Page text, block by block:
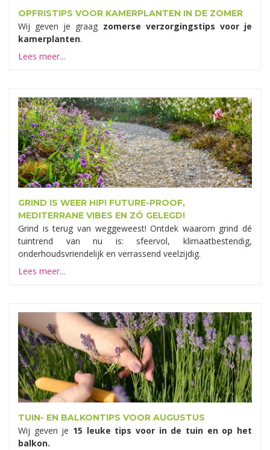
OPFRISTIPS VOOR KAMERPLANTEN IN DE ZOMER
Wij geven je graag zomerse verzorgingstips voor je
kamerplanten.
Lees meer...
GRIND IS WEER HIP! FUTURE-PROOF,
MEDITERRANE VIBES EN ZÓ GELEGD!
Grind is terug van weggeweest! Ontdek waarom grind dé
tuintrend van nu is: sfeervol, klimaatbestendig,
onderhoudsvriendelijk en verrassend veelzijdig.
Lees meer...
TUIN- EN BALKONTIPS VOOR AUGUSTUS
Wij geven je 15 leuke tips voor in de tuin en op het
balkon.